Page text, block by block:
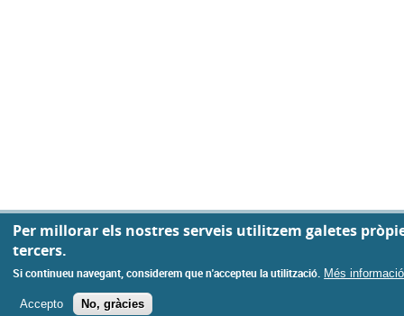
Per millorar els nostres serveis utilitzem galetes
tercers.
Si continueu navegant, considerem que n'accepteu la utilització. Més informació
Accepto No, gràcies